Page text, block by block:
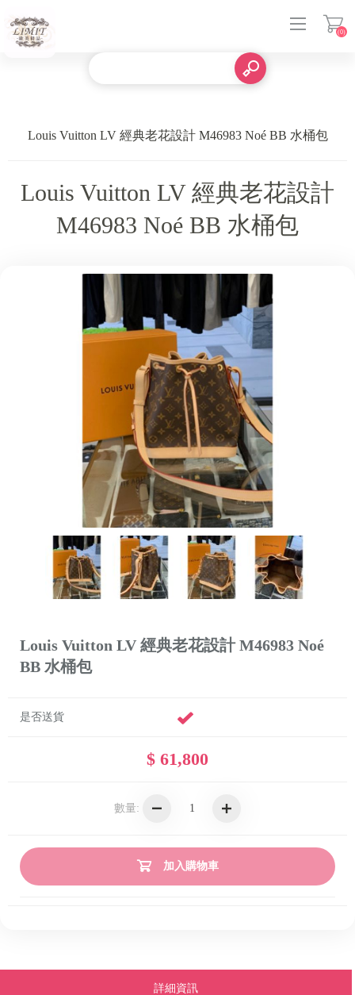
(0)
Louis Vuitton LV 經典老花設計 M46983 Noé BB 水桶包
Louis Vuitton LV 經典老花設計
M46983 Noé BB 水桶包
Louis Vuitton LV 經典老花設計 M46983 Noé
BB 水桶包
是否送貨
$ 61,800
數量:
加入購物車
詳細資訊